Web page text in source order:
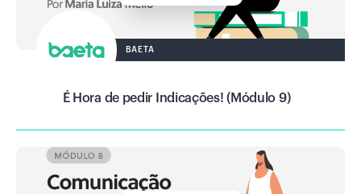
BAETA
É Hora de pedir Indicações! (Módulo 9)